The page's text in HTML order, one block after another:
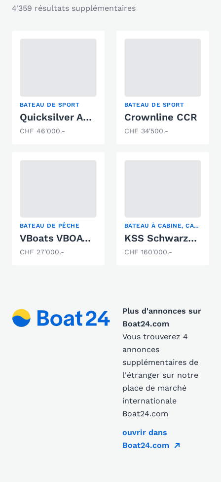
4'359 résultats supplémentaires
BATEAU DE SPORT
Quicksilver Activ 605 Sundeck
CHF 46'000.-
BATEAU DE SPORT
Crownline CCR
CHF 34'500.-
BATEAU DE PÊCHE
VBoats VBOAT FISH 50
CHF 27'000.-
BATEAU À CABINE, CATAMARAN À MOTEUR, MAISON FLOTTANTE
KSS Schwarzer Motorkatamaran
CHF 160'000.-
Plus d'annonces sur
Boat24.com
Vous trouverez 4
annonces
supplémentaires de
l'étranger sur notre
place de marché
internationale
Boat24.com
ouvrir dans
Boat24.com